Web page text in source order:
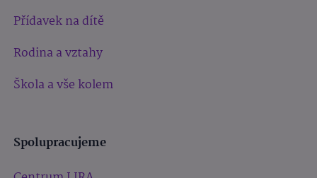
Přídavek na dítě
Rodina a vztahy
Škola a vše kolem
Spolupracujeme